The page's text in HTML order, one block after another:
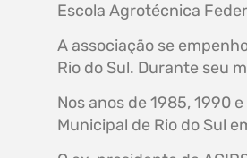
Escola Agrotécnica
A associação se
Rio do Sul. Durante seu
Nos anos de 1985, 1990
Municipal de Rio do Sul